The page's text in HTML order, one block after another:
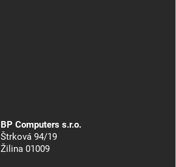
BP Computers s.r.o.
Štrková 94/19
Žilina 01009